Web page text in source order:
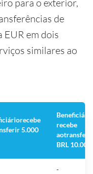
para o exterior,
de
EUR em dois
similares ao
recebe
5.000
Beneficiário
recebe
aotransferir
BRL 10.000
-